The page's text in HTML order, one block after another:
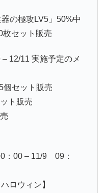
の極攻LV5」50%中
枚セット販売
12/11 実施予定のメ
セット販売
ト販売
：00 – 11/9 09：
ロウィン】